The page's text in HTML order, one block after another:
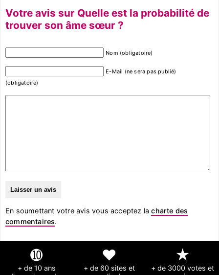
Votre avis sur Quelle est la probabilité de
trouver son âme sœur ?
Nom (obligatoire)
E-Mail (ne sera pas publié)
(obligatoire)
En soumettant votre avis vous acceptez lacharte des
commentaires.
➓
+ de 10 ans
❤
+ de 60 sites et
★
+ de 3000 votes et